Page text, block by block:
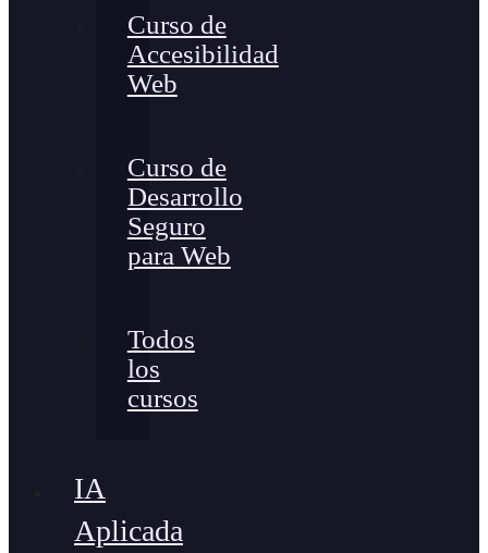
Curso de
Accesibilidad
Web
Curso de
Desarrollo
Seguro
para Web
Todos
los
cursos
IA
Aplicada